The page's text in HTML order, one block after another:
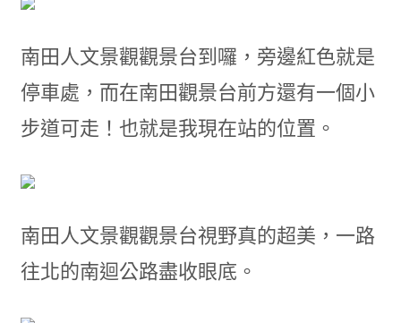
南田人文景觀觀景台到囉，旁邊紅色就是
停車處，而在南田觀景台前方還有一個小
步道可走！也就是我現在站的位置。
南田人文景觀觀景台視野真的超美，一路
往北的南迴公路盡收眼底。